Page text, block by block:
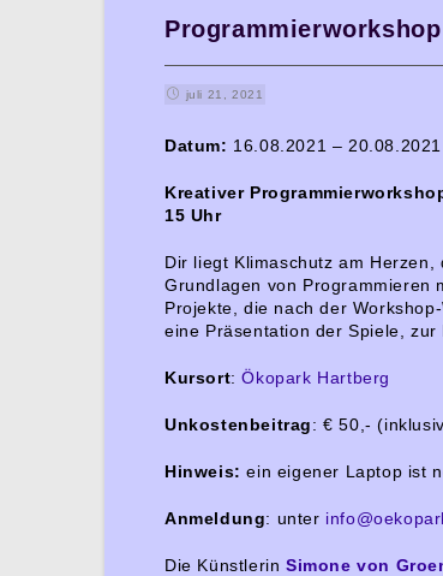
juli 21, 2021
Datum: 16.08.2021 –
Kreativer
15 Uhr
Dir liegt Klimaschutz am
Grundlagen von Programmieren
Projekte, die nach der
eine Präsentation der Spiele, zur
Kursort:Ökopark Hartberg
Unkostenbeitrag: € 50,-
Hinweis:ein eigener Laptop ist
Anmeldung: unter
Die Künstlerin Simone von